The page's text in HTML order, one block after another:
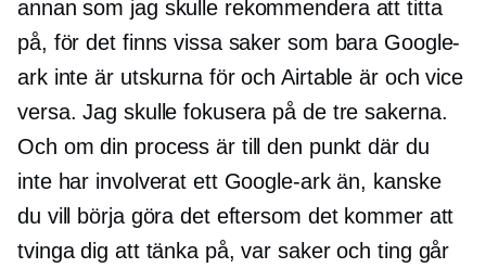
annan som jag skulle rekommendera att titta
på, för det finns vissa saker som bara Google-
ark inte är utskurna för och Airtable är och vice
versa. Jag skulle fokusera på de tre sakerna.
Och om din process är till den punkt där du
inte har involverat ett Google-ark än, kanske
du vill börja göra det eftersom det kommer att
tvinga dig att tänka på, var saker och ting går